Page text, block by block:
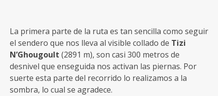
La primera parte de la ruta es tan sencilla como seguir
el sendero que nos lleva al visible collado de Tizi
N’Ghougoult (2891 m), son casi 300 metros de
desnivel que enseguida nos activan las piernas. Por
suerte esta parte del recorrido lo realizamos a la
sombra, lo cual se agradece.